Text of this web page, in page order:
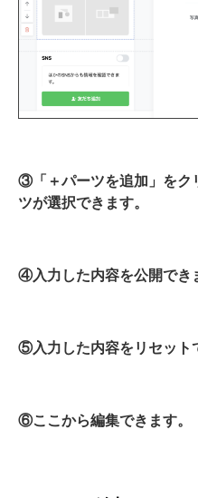
③「＋パーツを追加」をク
ツが選択できます。
④入力した内容を公開でき
⑤入力した内容をリセット
⑥ここから編集できます。